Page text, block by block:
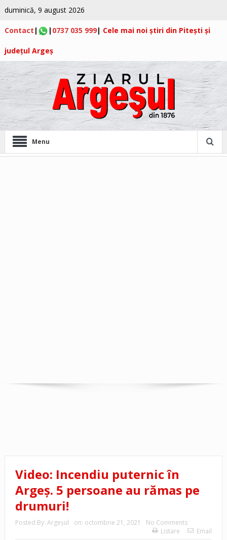
duminică, 9 august 2026
Contact | | 0737 035 999| Cele mai noi știri din Pitești și
județul Argeș
Menu
Video: Incendiu puternic în
Argeș. 5 persoane au rămas pe
drumuri!
Posted By: Argeşul on: octombrie 21, 2021
No Comments
Listare
Email